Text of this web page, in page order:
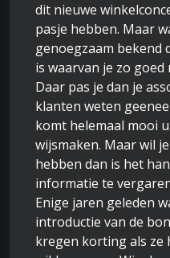
dit nieuwe
pasje hebben. Maar
genoegzaam bekend
is waarvan je zo goed
Daar pas je dan je
klanten weten
komt helemaal mooi
wijsmaken. Maar wil
hebben dan is het
informatie te
Enige jaren geleden
introductie van de
kregen korting als